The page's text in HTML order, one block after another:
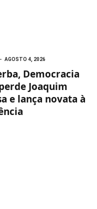
AGOSTO 4, 2026
Democracia
Joaquim
e lança novata à